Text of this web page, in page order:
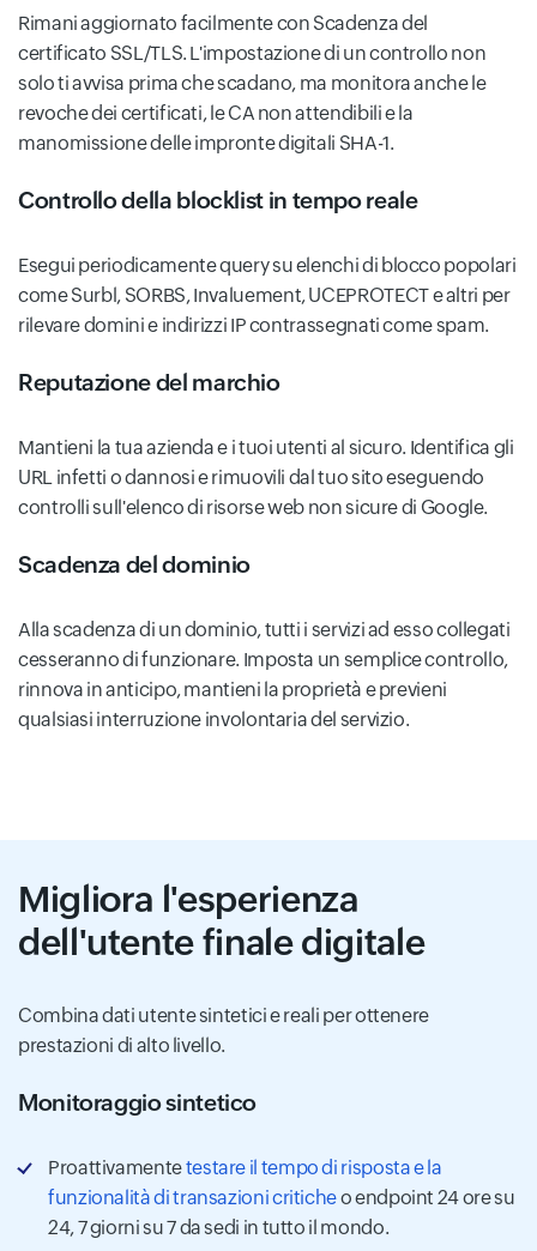
Rimani aggiornato facilmente con Scadenza del
certificato SSL/TLS. L'impostazione di un controllo non
solo ti avvisa prima che scadano, ma monitora anche le
revoche dei certificati, le CA non attendibili e la
manomissione delle impronte digitali SHA-1.
Controllo della blocklist in tempo reale
Esegui periodicamente query su elenchi di blocco popolari
come Surbl, SORBS, Invaluement, UCEPROTECT e altri per
rilevare domini e indirizzi IP contrassegnati come spam.
Reputazione del marchio
Mantieni la tua azienda e i tuoi utenti al sicuro. Identifica gli
URL infetti o dannosi e rimuovili dal tuo sito eseguendo
controlli sull'elenco di risorse web non sicure di Google.
Scadenza del dominio
Alla scadenza di un dominio, tutti i servizi ad esso collegati
cesseranno di funzionare. Imposta un semplice controllo,
rinnova in anticipo, mantieni la proprietà e previeni
qualsiasi interruzione involontaria del servizio.
Migliora l'esperienza
dell'utente finale digitale
Combina dati utente sintetici e reali per ottenere
prestazioni di alto livello.
Monitoraggio sintetico
Proattivamentetestare il tempo di risposta e la
funzionalità di transazioni criticheo endpoint 24 ore su
24, 7 giorni su 7 da sedi in tutto il mondo.